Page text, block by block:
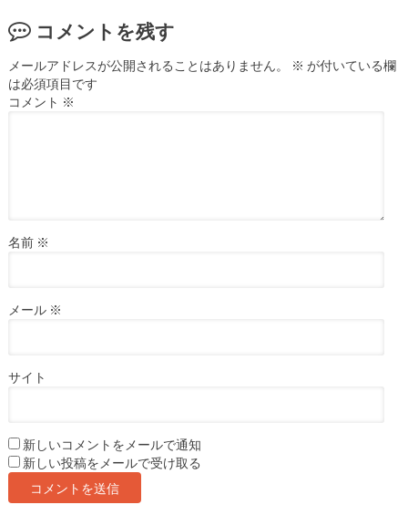
コメントを残す
メールアドレスが公開されることはありません。 ※ が付いている欄
は必須項目です
コメント ※
名前 ※
メール ※
サイト
新しいコメントをメールで通知
新しい投稿をメールで受け取る